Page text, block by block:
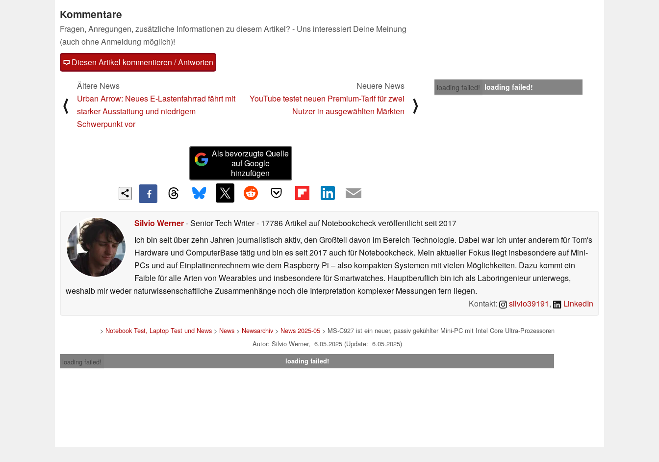
Kommentare
Fragen, Anregungen, zusätzliche Informationen zu diesem Artikel? - Uns interessiert Deine Meinung
(auch ohne Anmeldung möglich)!
Diesen Artikel kommentieren / Antworten
loading failed! loading failed!
⟨
Ältere News
Urban Arrow: Neues E-Lastenfahrrad fährt mit
starker Ausstattung und niedrigem
Schwerpunkt vor
Neuere News
YouTube testet neuen Premium-Tarif für zwei
Nutzer in ausgewählten Märkten
⟩
Als bevorzugte Quelle
auf Google
hinzufügen
Silvio Werner- Senior Tech Writer- 17786 Artikel auf Notebookcheck veröffentlichtseit 2017
Ich bin seit über zehn Jahren journalistisch aktiv, den Großteil davon im Bereich Technologie. Dabei war ich unter anderem für Tom's
Hardware und ComputerBase tätig und bin es seit 2017 auch für Notebookcheck. Mein aktueller Fokus liegt insbesondere auf Mini-
PCs und auf Einplatinenrechnern wie dem Raspberry Pi – also kompakten Systemen mit vielen Möglichkeiten. Dazu kommt ein
Faible für alle Arten von Wearables und insbesondere für Smartwatches. Hauptberuflich bin ich als Laboringenieur unterwegs,
weshalb mir weder naturwissenschaftliche Zusammenhänge noch die Interpretation komplexer Messungen fern liegen.
Kontakt:
silvio39191, LinkedIn
> Notebook Test, Laptop Test und News> News> Newsarchiv> News 2025-05> MS-C927 ist ein neuer, passiv gekühlter Mini-PC mit Intel Core Ultra-Prozessoren
Autor: Silvio Werner, 6.05.2025 (Update: 6.05.2025)
loading failed!
loading failed!